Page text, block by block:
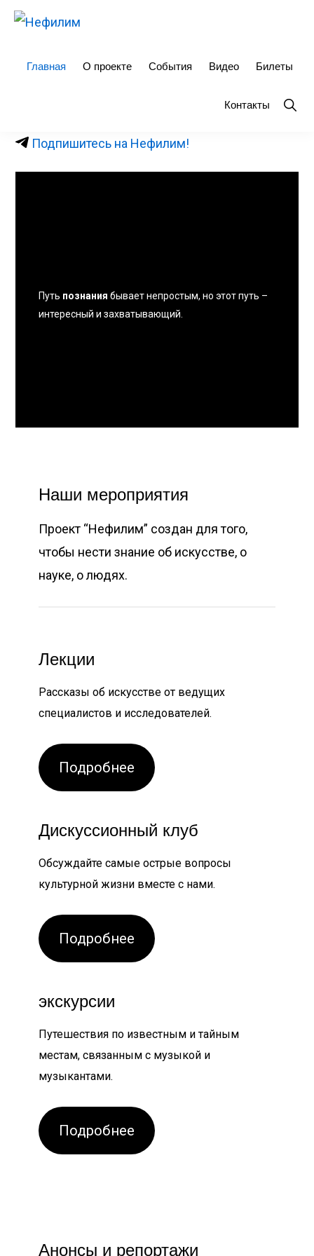
Skip
Skip
Главная О проекте События Видео Билеты
Контакты Show
Подпишитесь на Нефилим!
Путь познания бывает непростым, но этот путь –
интересный и захватывающий.
Наши мероприятия
Проект “Нефилим” создан для того,
чтобы нести знание об искусстве, о
науке, о людях.
Лекции
Рассказы об искусстве от ведущих
специалистов и исследователей.
Подробнее
Дискуссионный клуб
Обсуждайте самые острые вопросы
культурной жизни вместе с нами.
Подробнее
экскурсии
Путешествия по известным и тайным
местам, связанным с музыкой и
музыкантами.
Подробнее
Анонсы и репортажи